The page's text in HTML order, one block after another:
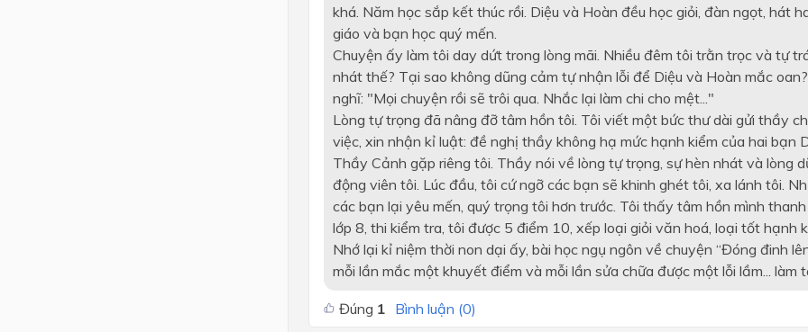
khá. Năm học sắp kết thúc rồi. Diệu và Hoàn đều học giỏi, đàn ngọt, hát
giáo và bạn học quý mến.
Chuyện ấy làm tôi day dứt trong lòng mãi. Nhiều đêm tôi trằn trọc và tự
nhát thế? Tại sao không dũng cảm tự nhận lỗi để Diệu và Hoàn mắc
nghĩ: "Mọi chuyện rồi sẽ trôi qua. Nhắc lại làm chi cho mệt..."
Lòng tự trọng đã nâng đỡ tâm hồn tôi. Tôi viết một bức thư dài gửi thầy
việc, xin nhận kỉ luật: đề nghị thầy không hạ mức hạnh kiểm của hai bạn
Thầy Cảnh gặp riêng tôi. Thầy nói về lòng tự trọng, sự hèn nhát và lòng
động viên tôi. Lúc đầu, tôi cứ ngỡ các bạn sẽ khinh ghét tôi, xa lánh tôi.
các bạn lại yêu mến, quý trọng tôi hơn trước. Tôi thấy tâm hồn mình
lớp 8, thi kiểm tra, tôi được 5 điểm 10, xếp loại giỏi văn hoá, loại tốt hạnh
Nhớ lại kỉ niệm thời non dại ấy, bài học ngụ ngôn về chuyện “Đóng đinh
mỗi lần mắc một khuyết điểm và mỗi lần sửa chữa được một lỗi lầm... làm
Đúng 1 Bình luận (0)